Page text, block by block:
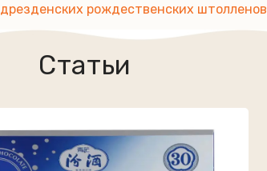
дрезденских рождественских штолленов
Статьи